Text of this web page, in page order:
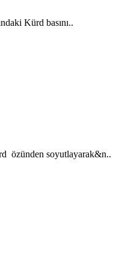
Kürd basını..
özünden soyutlayarak&n..